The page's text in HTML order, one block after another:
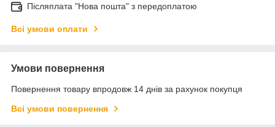
Післяплата "Нова пошта" з передоплатою
Всі умови оплати
Умови повернення
Повернення товару впродовж 14 днів за рахунок покупця
Всі умови повернення